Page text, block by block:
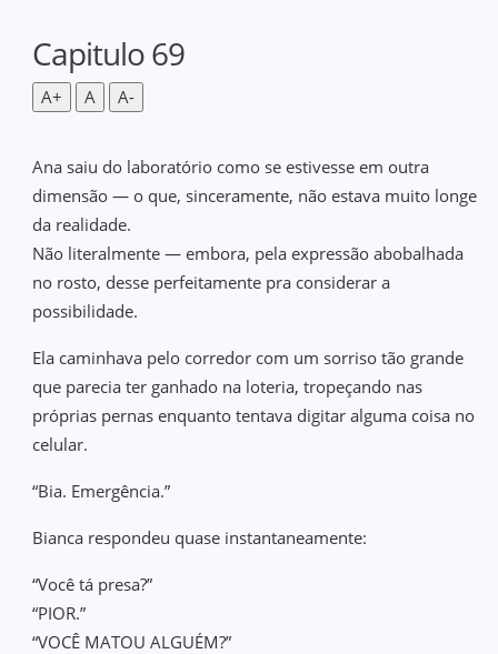
Capitulo 69
A+ A A-
Ana saiu do laboratório como se estivesse em outra
dimensão — o que, sinceramente, não estava muito longe
da realidade.
Não literalmente — embora, pela expressão abobalhada
no rosto, desse perfeitamente pra considerar a
possibilidade.
Ela caminhava pelo corredor com um sorriso tão grande
que parecia ter ganhado na loteria, tropeçando nas
próprias pernas enquanto tentava digitar alguma coisa no
celular.
“Bia. Emergência.”
Bianca respondeu quase instantaneamente:
“Você tá presa?”
“PIOR.”
“VOCÊ MATOU ALGUÉM?”